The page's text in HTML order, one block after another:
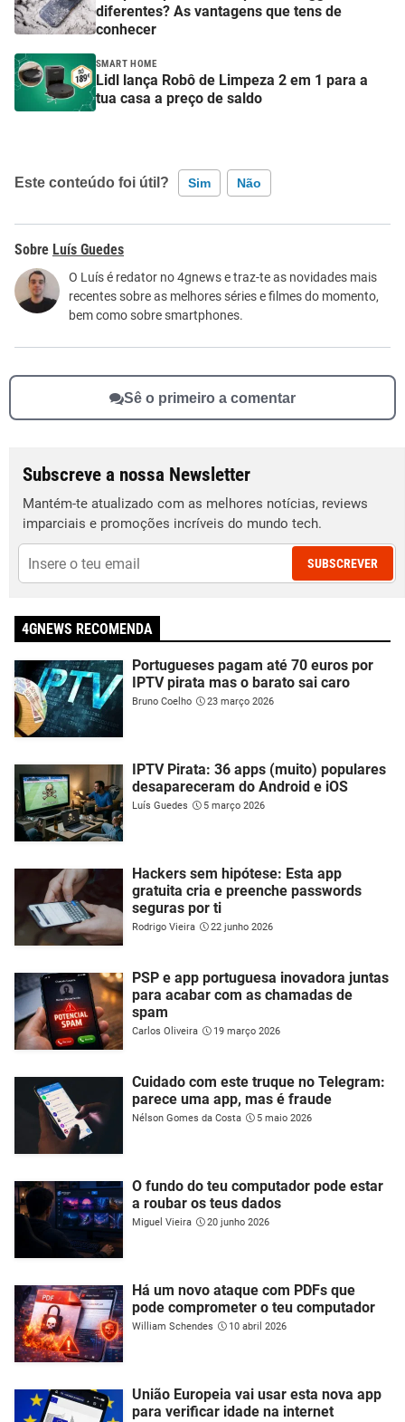
diferentes? As vantagens que tens de
conhecer
SMART HOME
Lidl lança Robô de Limpeza 2 em 1 para a
tua casa a preço de saldo
Este conteúdo foi útil? Sim Não
Este conteúdo contém informação incorreta
Este conteúdo não tem a informação que procuro
Outro
Luís Guedes
O Luís é redator no 4gnews e traz-te as novidades mais
recentes sobre as melhores séries e filmes do momento,
bem como sobre smartphones.
Sê o primeiro a comentar
Subscreve a nossa Newsletter
Mantém-te atualizado com as melhores notícias, reviews
imparciais e promoções incríveis do mundo tech.
SUBSCREVER
4GNEWS RECOMENDA
Portugueses pagam até 70 euros por
IPTV pirata mas o barato sai caro
Bruno Coelho 23 março 2026
IPTV Pirata: 36 apps (muito) populares
desapareceram do Android e iOS
Luís Guedes 5 março 2026
Hackers sem hipótese: Esta app
gratuita cria e preenche passwords
seguras por ti
Rodrigo Vieira 22 junho 2026
PSP e app portuguesa inovadora juntas
para acabar com as chamadas de
spam
Carlos Oliveira 19 março 2026
Cuidado com este truque no Telegram:
parece uma app, mas é fraude
Nélson Gomes da Costa 5 maio 2026
O fundo do teu computador pode estar
a roubar os teus dados
Miguel Vieira 20 junho 2026
Há um novo ataque com PDFs que
pode comprometer o teu computador
William Schendes 10 abril 2026
União Europeia vai usar esta nova app
para verificar idade na internet